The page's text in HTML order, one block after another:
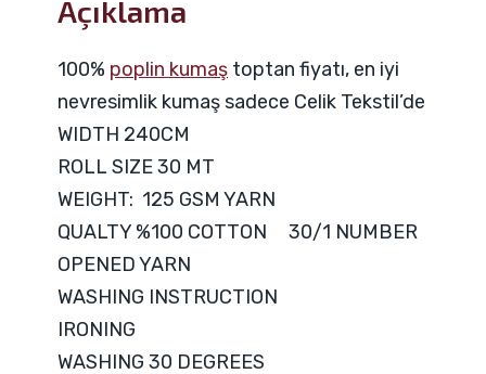
Açıklama
100% poplin kumaş toptan fiyatı, en iyi
nevresimlik kumaş sadece Celik Tekstil’de
WIDTH 240CM
ROLL SIZE 30 MT
WEIGHT: 125 GSM YARN
QUALTY %100 COTTON 30/1 NUMBER
OPENED YARN
WASHING INSTRUCTION
IRONING
WASHING 30 DEGREES